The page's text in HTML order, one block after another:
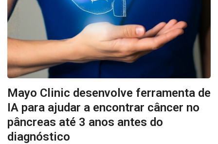
Mayo Clinic desenvolve ferramenta de
IA para ajudar a encontrar câncer no
pâncreas até 3 anos antes do
diagnóstico